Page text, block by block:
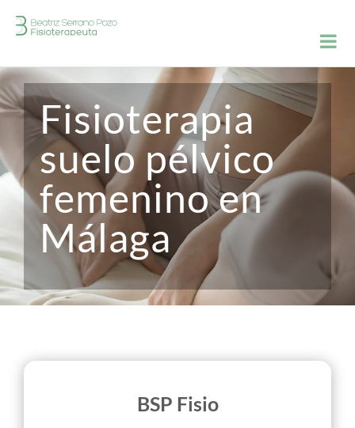
Saltar
contenido
Fisioterapia
suelo pélvico
femenino en
Málaga
BSP Fisio